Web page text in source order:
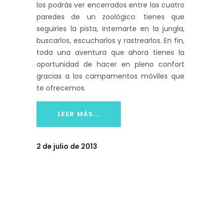
los podrás ver encerrados entre las cuatro
paredes de un zoológico: tienes que
seguirles la pista, internarte en la jungla,
buscarlos, escucharlos y rastrearlos. En fin,
toda una aventura que ahora tienes la
oportunidad de hacer en pleno confort
gracias a los campamentos móviles que
te ofrecemos.
LEER MÁS...
2 de julio de 2013